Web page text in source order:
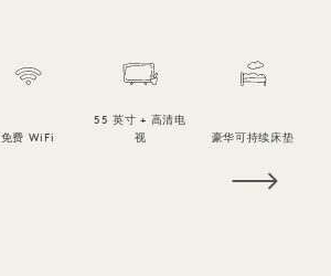
免费 WiFi
55 英寸 + 高清电
视
豪华可持续床垫